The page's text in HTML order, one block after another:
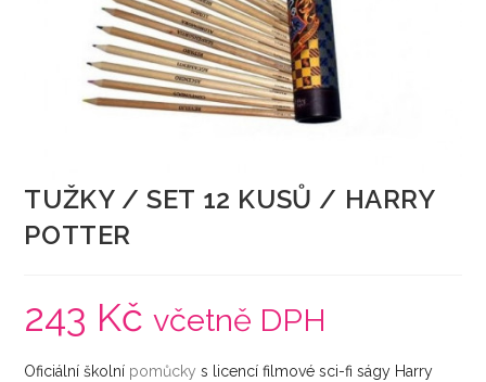
TUŽKY / SET 12 KUSŮ / HARRY
POTTER
243 Kč včetně DPH
Oficiální školní pomůcky s licencí filmové sci-fi ságy Harry